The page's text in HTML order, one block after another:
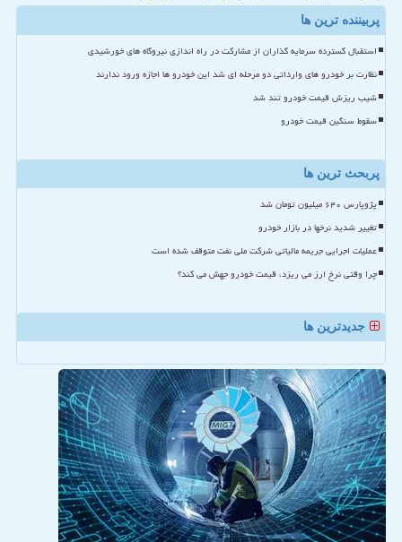
پربیننده ترین ها
استقبال گسترده سرمایه گذاران از مشارکت در راه اندازی نیروگاه های خورشیدی
نظارت بر خودرو های وارداتی دو مرحله ای شد این خودرو ها اجازه ورود ندارند
شیب ریزش قیمت خودرو تند شد
سقوط سنگین قیمت خودرو
پربحث ترین ها
پژوپارس ۶۴۰ میلیون تومان شد
تغییر شدید نرخها در بازار خودرو
عملیات اجرایی جریمه مالیاتی شرکت ملی نفت متوقف شده است
چرا وقتی نرخ ارز می ریزد، قیمت خودرو جهش می کند؟
جدیدترین ها